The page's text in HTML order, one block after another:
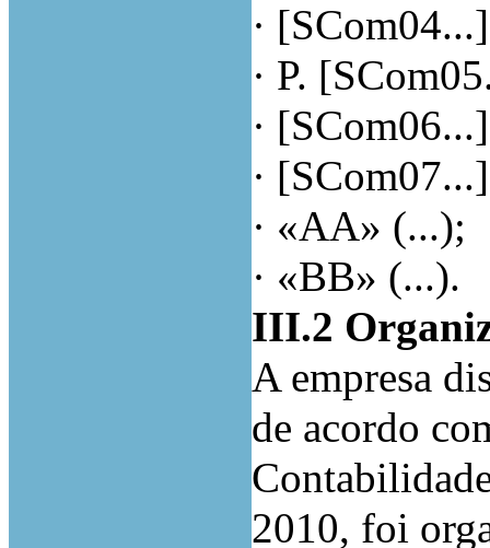
·
· P.
·
·
· «AA» (...);
· «BB» (...).
III.2
A empresa
de acordo
2010, foi